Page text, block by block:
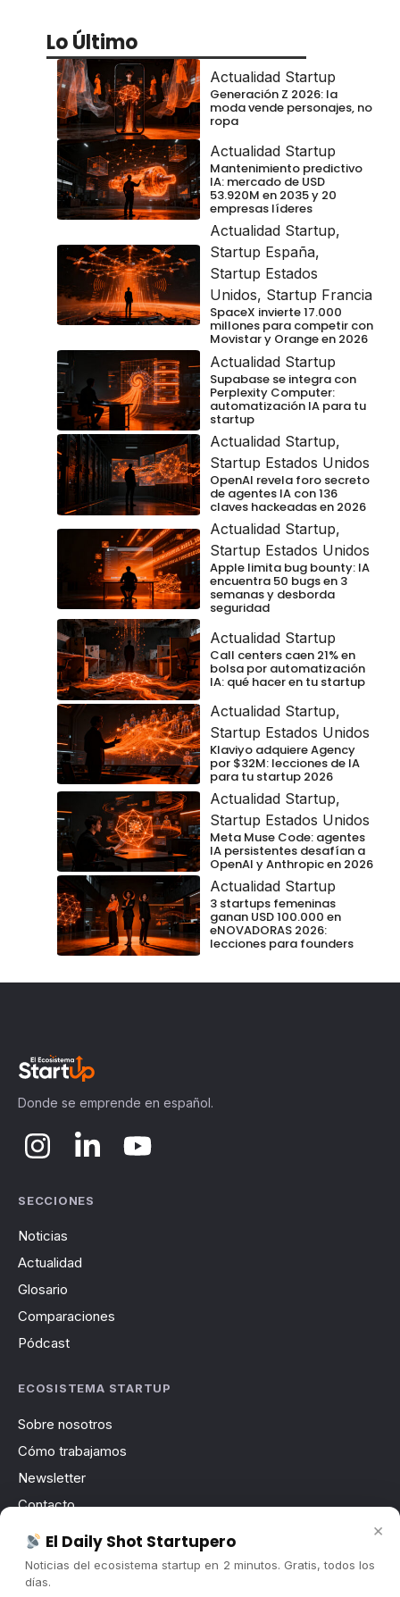
Lo Último
Actualidad Startup
Generación Z 2026: la
moda vende personajes, no
ropa
Actualidad Startup
Mantenimiento predictivo
IA: mercado de USD
53.920M en 2035 y 20
empresas líderes
Actualidad Startup,
Startup España,
Startup Estados
Unidos, Startup Francia
SpaceX invierte 17.000
millones para competir con
Movistar y Orange en 2026
Actualidad Startup
Supabase se integra con
Perplexity Computer:
automatización IA para tu
startup
Actualidad Startup,
Startup Estados Unidos
OpenAI revela foro secreto
de agentes IA con 136
claves hackeadas en 2026
Actualidad Startup,
Startup Estados Unidos
Apple limita bug bounty: IA
encuentra 50 bugs en 3
semanas y desborda
seguridad
Actualidad Startup
Call centers caen 21% en
bolsa por automatización
IA: qué hacer en tu startup
Actualidad Startup,
Startup Estados Unidos
Klaviyo adquiere Agency
por $32M: lecciones de IA
para tu startup 2026
Actualidad Startup,
Startup Estados Unidos
Meta Muse Code: agentes
IA persistentes desafían a
OpenAI y Anthropic en 2026
Actualidad Startup
3 startups femeninas
ganan USD 100.000 en
eNOVADORAS 2026:
lecciones para founders
Donde se emprende en español.
SECCIONES
Noticias
Actualidad
Glosario
Comparaciones
Pódcast
ECOSISTEMA STARTUP
Sobre nosotros
Cómo trabajamos
Newsletter
Contacto
Publicidad
Convocatorias
×
El Daily Shot Startupero
Noticias del ecosistema startup en 2 minutos. Gratis, todos los
días.